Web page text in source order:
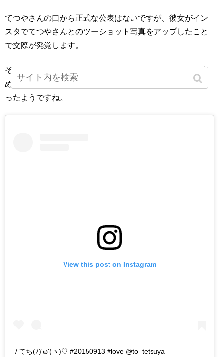
てつやさんの口から正式な公表はないですが、彼女がイン
スタでてつやさんとのツーショット写真をアップしたこと
で交際が発覚します。
そのインスタにはてつやさん自身もいいねをしており、止
めたり削除させたりしなかったことから隠すつもりもなか
ったようですね。
View this post on Instagram
/ てち(ﾉ)'ω'(ヽ)♡ #20150913 #love @to_tetsuya